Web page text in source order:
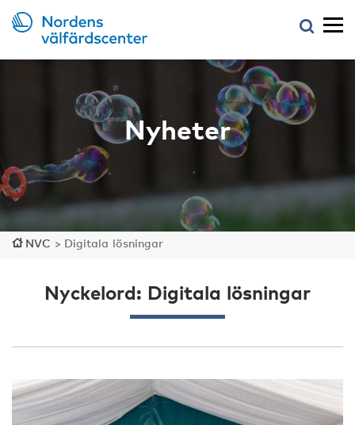
Nyheter
NVC > Digitala lösningar
Nyckelord: Digitala lösningar